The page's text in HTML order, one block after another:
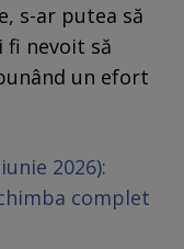
s-ar putea să
fi nevoit să
un efort
2026):
complet